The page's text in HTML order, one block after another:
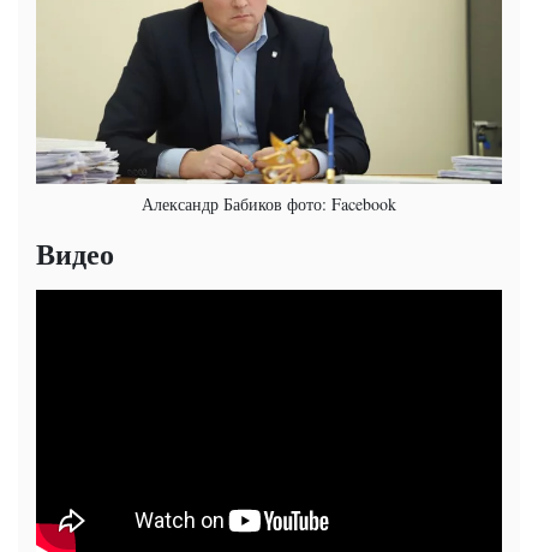
Александр Бабиков фото: Facebook
Видео